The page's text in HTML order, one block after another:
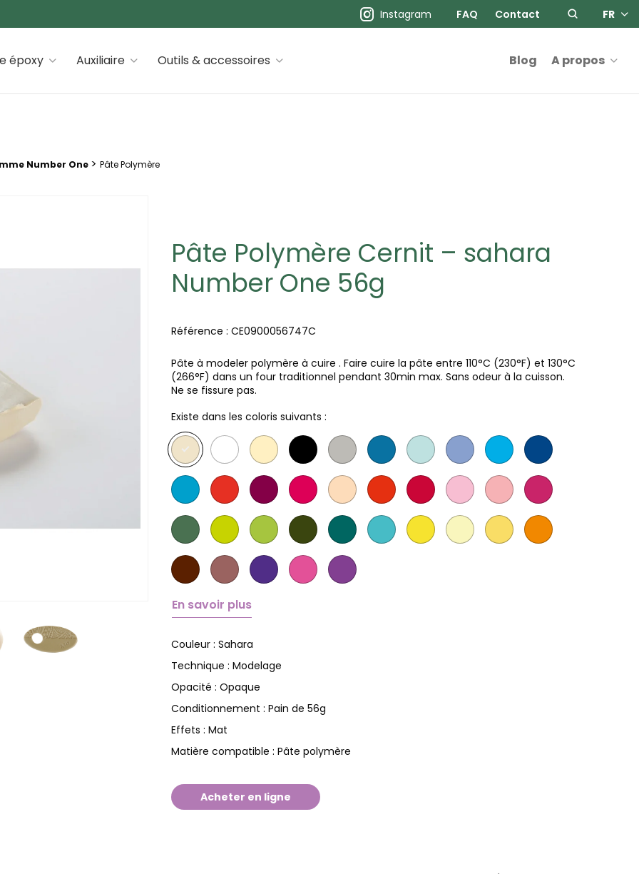
Instagram FAQ Contact FR
époxy Auxiliaire Outils & accessoires Blog A propos
Number One > Pâte Polymère
Pâte Polymère Cernit – sahara
Number One 56g
Référence : CE0900056747C
Pâte à modeler polymère à cuire . Faire cuire la pâte entre 110°C (230°F) et 130°C
(266°F) dans un four traditionnel pendant 30min max. Sans odeur à la cuisson.
Ne se fissure pas.
Existe dans les coloris suivants :
En savoir plus
Couleur : Sahara
Technique : Modelage
Opacité : Opaque
Conditionnement : Pain de 56g
Effets : Mat
Matière compatible : Pâte polymère
Acheter en ligne